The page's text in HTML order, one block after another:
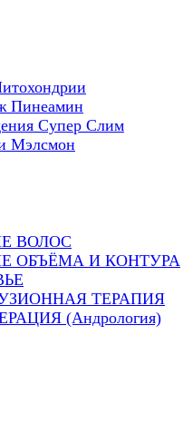
Пинеамин
Супер Слим
Мэлсмон
ВОЛОС
ОБЪЁМА И КОНТУРА
ТЕРАПИЯ
(Андрология)